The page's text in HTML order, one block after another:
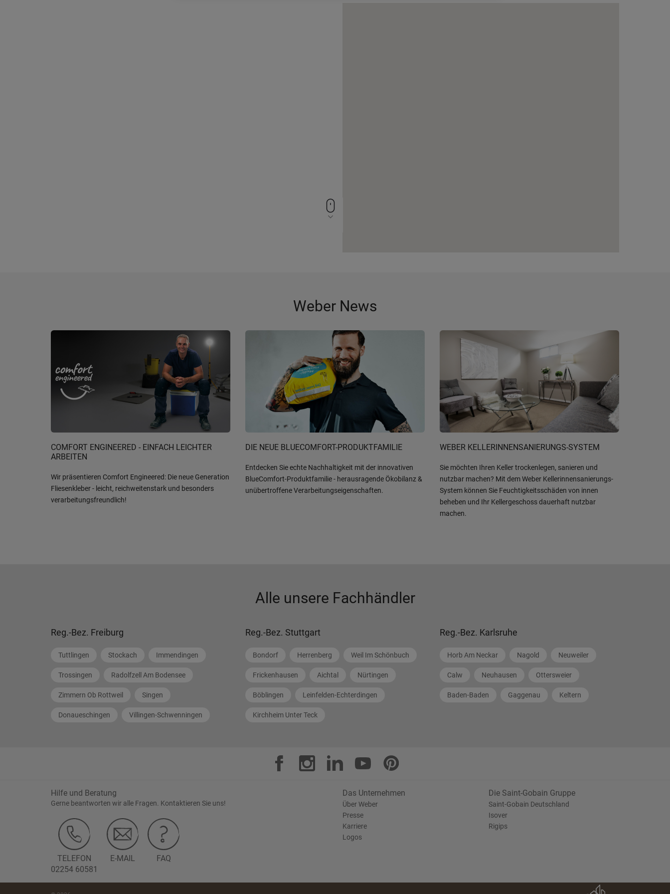
Weber News
COMFORT ENGINEERED - EINFACH LEICHTER
ARBEITEN
Wir präsentieren Comfort Engineered: Die neue Generation
Fliesenkleber - leicht, reichweitenstark und besonders
verarbeitungsfreundlich!
DIE NEUE BLUECOMFORT-PRODUKTFAMILIE
Entdecken Sie echte Nachhaltigkeit mit der innovativen
BlueComfort-Produktfamilie - herausragende Ökobilanz &
unübertroffene Verarbeitungseigenschaften.
WEBER KELLERINNENSANIERUNGS-SYSTEM
Sie möchten Ihren Keller trockenlegen, sanieren und
nutzbar machen? Mit dem Weber Kellerinnensanierungs-
System können Sie Feuchtigkeitsschäden von innen
beheben und Ihr Kellergeschoss dauerhaft nutzbar
machen.
Alle unsere Fachhändler
Reg.-Bez. Freiburg
Tuttlingen Stockach Immendingen
Trossingen Radolfzell Am Bodensee
Zimmern Ob Rottweil Singen
Donaueschingen Villingen-Schwenningen
Reg.-Bez. Stuttgart
Bondorf Herrenberg Weil Im Schönbuch
Frickenhausen Aichtal Nürtingen
Böblingen Leinfelden-Echterdingen
Kirchheim Unter Teck
Reg.-Bez. Karlsruhe
Horb Am Neckar Nagold Neuweiler
Calw Neuhausen Ottersweier
Baden-Baden Gaggenau Keltern
Hilfe und Beratung
Gerne beantworten wir alle Fragen. Kontaktieren Sie uns!
TELEFON
02254 60581
E-MAIL FAQ
Das Unternehmen
Über Weber
Presse
Karriere
Logos
Die Saint-Gobain Gruppe
Saint-Gobain Deutschland
Isover
Rigips